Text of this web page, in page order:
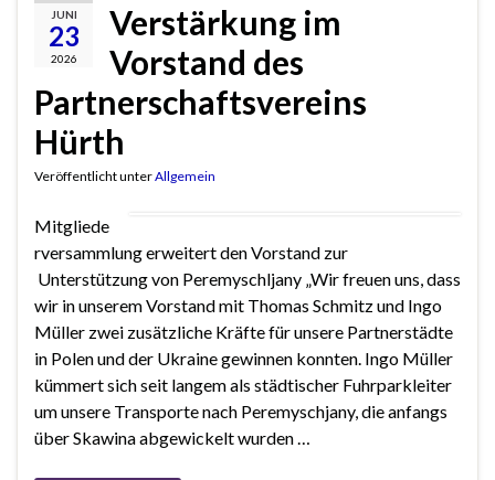
JUNI
23
2026
Verstärkung im
Vorstand des
Partnerschaftsvereins
Hürth
Veröffentlicht unterAllgemein
Mitgliede
rversammlung erweitert den Vorstand zur
Unterstützung von Peremyschljany „Wir freuen uns, dass
wir in unserem Vorstand mit Thomas Schmitz und Ingo
Müller zwei zusätzliche Kräfte für unsere Partnerstädte
in Polen und der Ukraine gewinnen konnten. Ingo Müller
kümmert sich seit langem als städtischer Fuhrparkleiter
um unsere Transporte nach Peremyschjany, die anfangs
über Skawina abgewickelt wurden …